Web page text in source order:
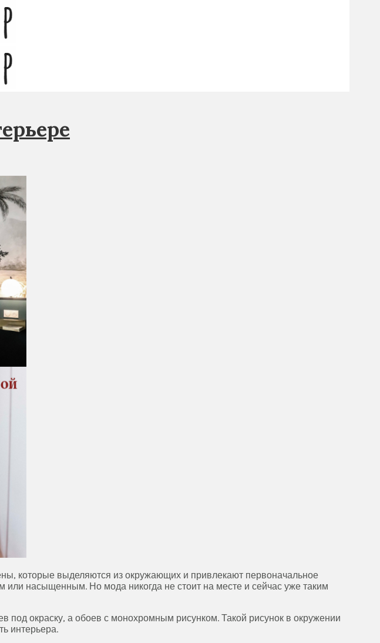
которые выделяются из окружающих и привлекают первоначальное
насыщенным. Но мода никогда не стоит на месте и сейчас уже таким
под окраску, а обоев с монохромным рисунком. Такой рисунок в окружении
интерьера.